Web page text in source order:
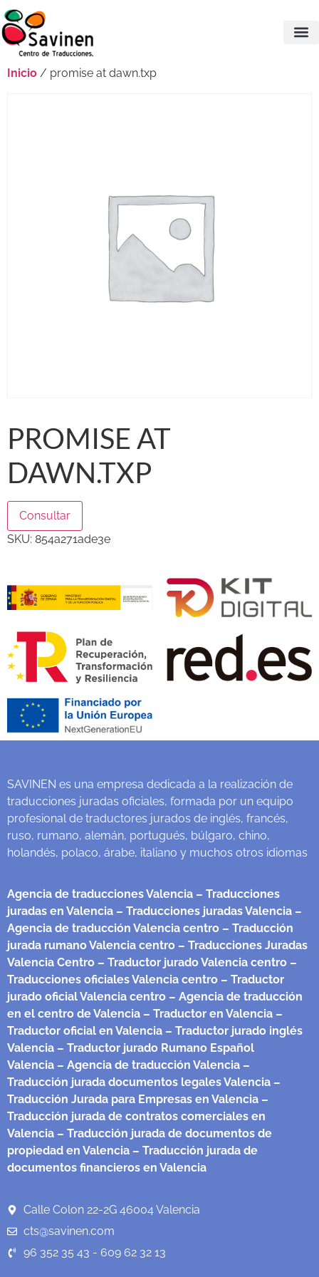
Inicio / promise at dawn.txp
PROMISE AT
DAWN.TXP
Consultar
SKU: 854a271ade3e
SAVINEN es una empresa dedicada a la realización de
traducciones juradas oficiales, formada por un equipo
profesional de traductores jurados de inglés, francés,
ruso, rumano, alemán, portugués, búlgaro, chino,
holandés, polaco, árabe, italiano y muchos otros idiomas
Agencia de traducciones Valencia – Traducciones
juradas en Valencia – Traducciones juradas Valencia –
Agencia de traducción Valencia centro – Traducción
jurada rumano Valencia centro – Traducciones Juradas
Valencia Centro – Traductor jurado Valencia centro –
Traducciones oficiales Valencia centro – Traductor
jurado oficial Valencia centro – Agencia de traducción
en el centro de Valencia – Traductor en Valencia –
Traductor oficial en Valencia – Traductor jurado inglés
Valencia – Traductor jurado Rumano Español
Valencia – Agencia de traducción Valencia –
Traducción jurada documentos legales Valencia –
Traducción Jurada para Empresas en Valencia –
Traducción jurada de contratos comerciales en
Valencia – Traducción jurada de documentos de
propiedad en Valencia – Traducción jurada de
documentos financieros en Valencia
Calle Colon 22-2G 46004 Valencia
cts@savinen.com
96 352 35 43 - 609 62 32 13